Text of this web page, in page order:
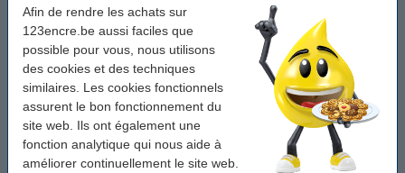
Afin de rendre les achats sur
123encre.be aussi faciles que
possible pour vous, nous utilisons
des cookies et des techniques
similaires. Les cookies fonctionnels
assurent le bon fonctionnement du
site web. Ils ont également une
fonction analytique qui nous aide à
améliorer continuellement le site web.
Gants jetables en vinyle
Gants jetables en PEHD
Gants jetables en PEBD